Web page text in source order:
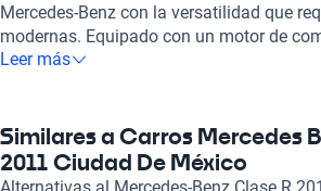
Mercedes-Benz con la versatilidad que
modernas. Equipado con un motor de
y seis cilindros, el Clase R ofrece una
en tan solo 8.4 segundos y una
km/h. La comodidad es fundamental en
cuenta con capacidad para seis
Leer más
Similares a Carros Mercedes
2011 Ciudad De México